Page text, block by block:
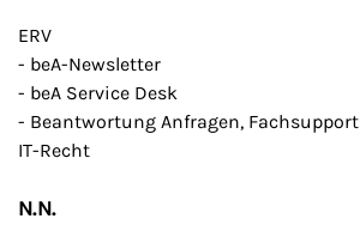
ERV
- beA-Newsletter
- beA Service Desk
- Beantwortung Anfragen, Fachsupport
IT-Recht
N.N.